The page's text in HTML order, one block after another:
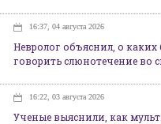
16:37, 04 августа 2026
Невролог объяснил, о
говорить слюнотечение во
16:22, 03 августа 2026
Ученые выяснили, как